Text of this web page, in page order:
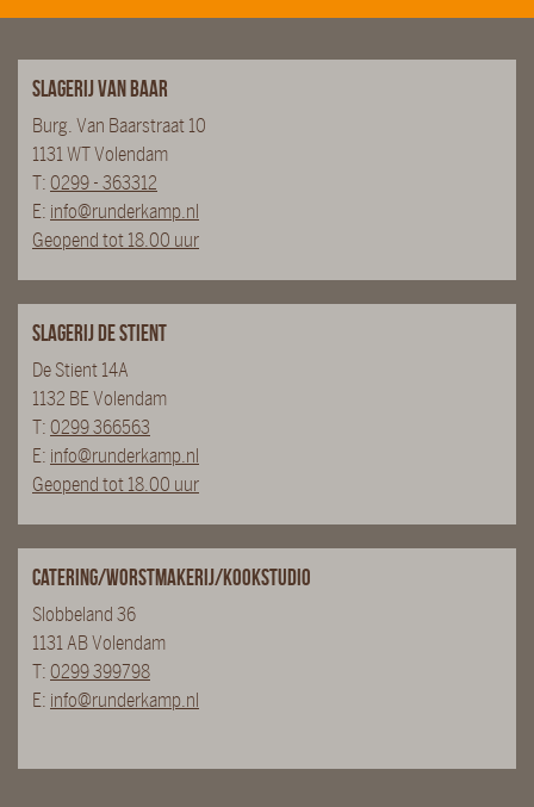
Slagerij van Baar
Burg. Van Baarstraat 10
1131 WT Volendam
T: 0299 - 363312
E: info@runderkamp.nl
Geopend tot 18.00 uur
Slagerij De Stient
De Stient 14A
1132 BE Volendam
T: 0299 366563
E: info@runderkamp.nl
Geopend tot 18.00 uur
Catering/Worstmakerij/Kookstudio
Slobbeland 36
1131 AB Volendam
T: 0299 399798
E: info@runderkamp.nl